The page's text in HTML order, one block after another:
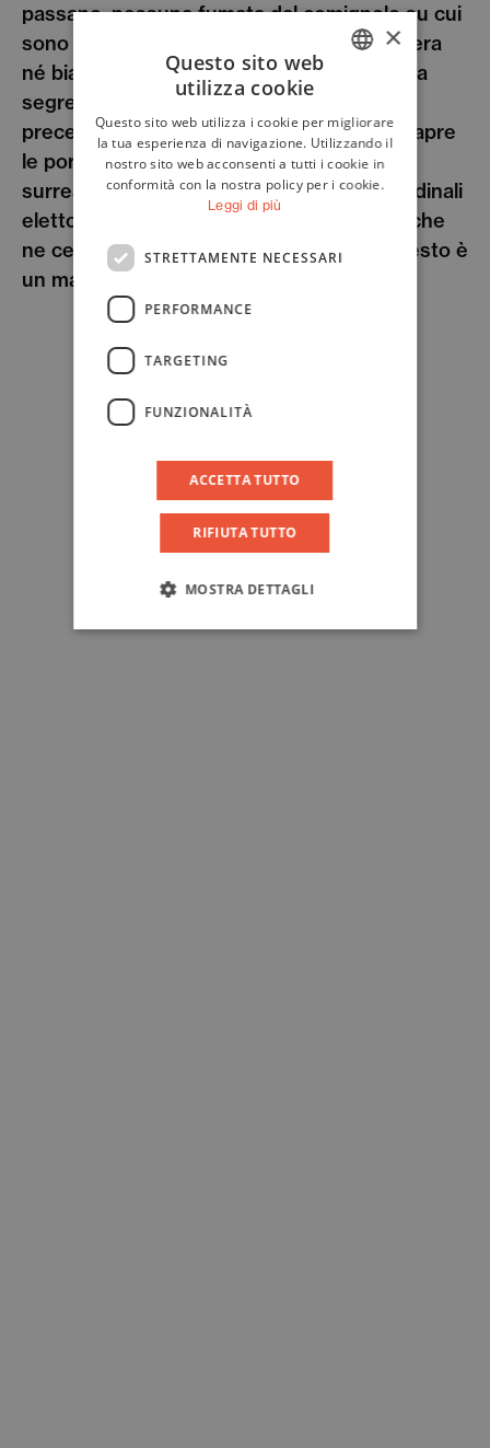
passano, nessuna fumata dal comignolo su cui
sono puntate migliaia di telecamere. Né nera
né bianca. Niente di niente. Preoccupata, la
segretaria di Stato compie un atto senza
precedenti: rompe il sigillo del conclave e apre
le porte. E la scena che si trova davanti è
surreale. La Cappella Sistina è vuota. I cardinali
elettori sono svaniti nel nulla. Un mistero che
ne cela tanti altri. Cooper, del resto, in questo è
un maestro.
ENGLISH
×
Questo sito web
utilizza cookie
Questo sito web utilizza i cookie per migliorare
la tua esperienza di navigazione. Utilizzando il
nostro sito web acconsenti a tutti i cookie in
conformità con la nostra policy per i cookie.
Leggi di più
STRETTAMENTE NECESSARI
PERFORMANCE
TARGETING
FUNZIONALITÀ
ACCETTA TUTTO
RIFIUTA TUTTO
MOSTRA DETTAGLI